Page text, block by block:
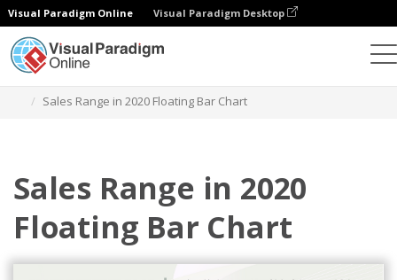
Visual Paradigm Online Visual Paradigm Desktop
Sales Range in 2020 Floating Bar Chart
Sales Range in 2020
Floating Bar Chart